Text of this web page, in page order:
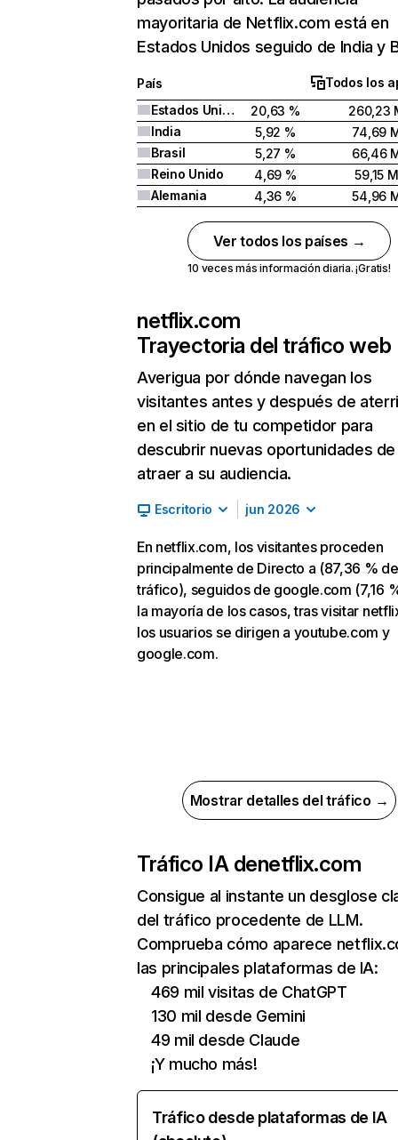
mayoritaria de Netflix.com está en
Estados Unidos seguido de India y
País
Todos los
Estados Unidos
20,63 %
260,23
India
5,92 %
74,69
Brasil
5,27 %
66,46
Reino Unido
4,69 %
59,15 M
Alemania
4,36 % 54,96
Ver todos los países →
10 veces más información diaria. ¡Gratis!
netflix.com
Trayectoria del tráfico web
Averigua por dónde navegan los
visitantes antes y después de
en el sitio de tu competidor para
descubrir nuevas oportunidades de
atraer a su audiencia.
Escritorio jun 2026
En netflix.com, los visitantes proceden
principalmente de Directo a (87,36 % de
tráfico), seguidos de google.com (7,16
la mayoría de los casos, tras visitar
los usuarios se dirigen a youtube.com y
google.com.
Mostrar detalles del tráfico →
Tráfico IA denetflix.com
Consigue al instante un desglose
del tráfico procedente de LLM.
Comprueba cómo aparece
las principales plataformas de IA:
469 mil visitas de ChatGPT
130 mil desde Gemini
49 mil desde Claude
¡Y mucho más!
Tráfico desde plataformas de IA